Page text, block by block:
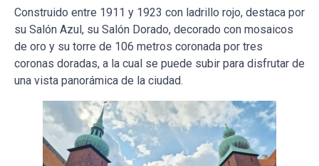
Construido entre 1911 y 1923 con ladrillo rojo, destaca por
su Salón Azul, su Salón Dorado, decorado con mosaicos
de oro y su torre de 106 metros coronada por tres
coronas doradas, a la cual se puede subir para disfrutar de
una vista panorámica de la ciudad.